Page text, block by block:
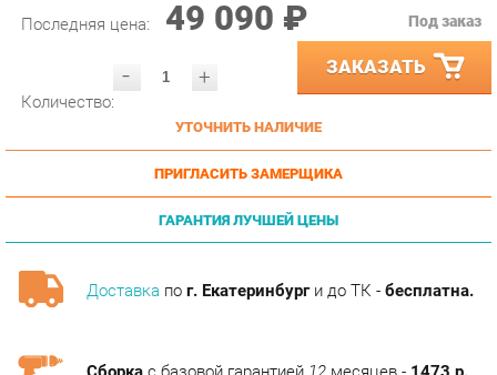
- + ЗАКАЗАТЬ
УТОЧНИТЬ НАЛИЧИЕ
ПРИГЛАСИТЬ ЗАМЕРЩИКА
ГАРАНТИЯ ЛУЧШЕЙ ЦЕНЫ
Доставкапог. Екатеринбурги до ТК -бесплатна.